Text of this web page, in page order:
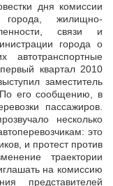
дня комиссии
города, жилищно-
связи и
города о
автотранспортные
квартал 2010
заместитель
По его сообщению, в
пассажиров.
несколько
это
и протест против
траектории
на комиссию
представителей